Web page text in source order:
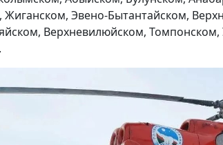
Эвено-Бытантайском,
Верхневилюйском, Томпонском,